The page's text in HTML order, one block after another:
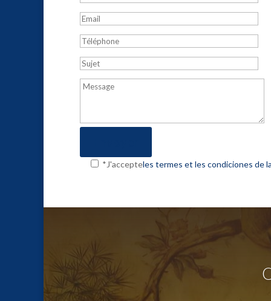
*J'accepteles termes et les condiciones de